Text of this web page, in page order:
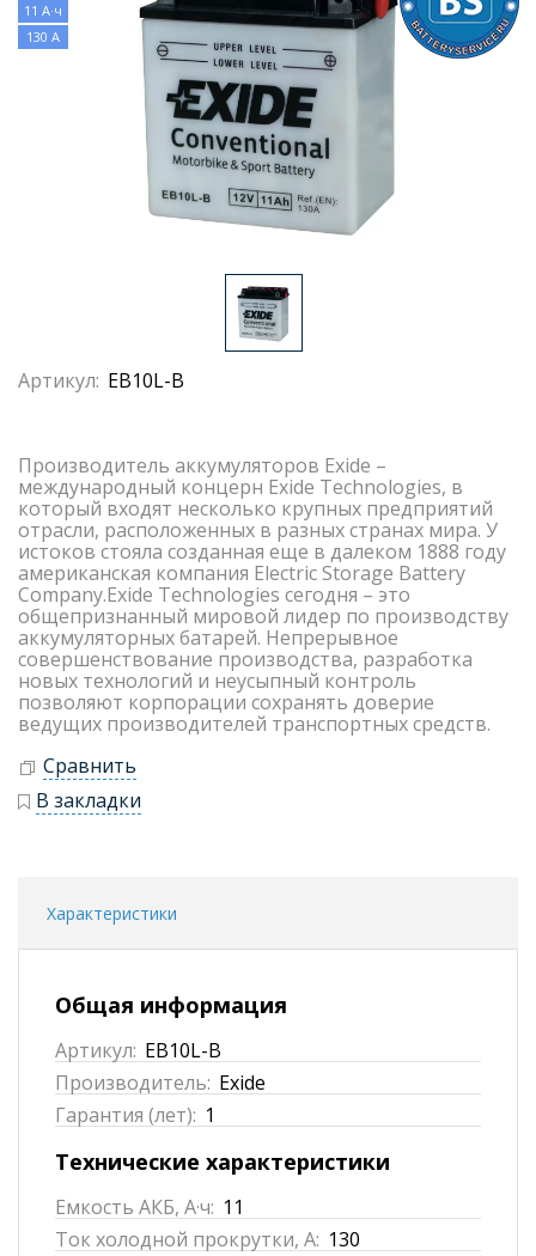
11 А·ч
130 А
Артикул: EB10L-B
Производитель аккумуляторов Exide –
международный концерн Exide Technologies, в
который входят несколько крупных предприятий
отрасли, расположенных в разных странах мира. У
истоков стояла созданная еще в далеком 1888 году
американская компания Electric Storage Battery
Company.Exide Technologies сегодня – это
общепризнанный мировой лидер по производству
аккумуляторных батарей. Непрерывное
совершенствование производства, разработка
новых технологий и неусыпный контроль
позволяют корпорации сохранять доверие
ведущих производителей транспортных средств.
Сравнить
В закладки
Характеристики
Общая информация
Артикул: EB10L-B
Производитель: Exide
Гарантия (лет): 1
Технические характеристики
Емкость АКБ, А·ч: 11
Ток холодной прокрутки, А: 130